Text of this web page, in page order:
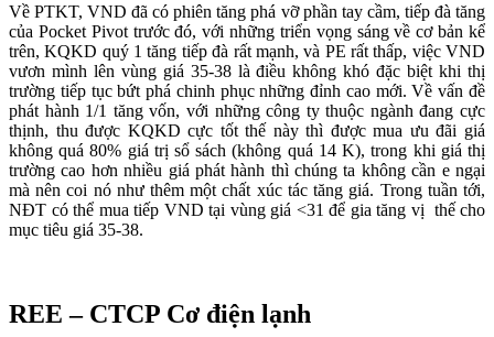
Về PTKT, VND đã có phiên tăng phá vỡ phần tay cầm, tiếp đà tăng
của Pocket Pivot trước đó, với những triển vọng sáng về cơ bản kể
trên, KQKD quý 1 tăng tiếp đà rất mạnh, và PE rất thấp, việc VND
vươn mình lên vùng giá 35-38 là điều không khó đặc biệt khi thị
trường tiếp tục bứt phá chinh phục những đỉnh cao mới. Về vấn đề
phát hành 1/1 tăng vốn, với những công ty thuộc ngành đang cực
thịnh, thu được KQKD cực tốt thế này thì được mua ưu đãi giá
không quá 80% giá trị sổ sách (không quá 14 K), trong khi giá thị
trường cao hơn nhiều giá phát hành thì chúng ta không cần e ngại
mà nên coi nó như thêm một chất xúc tác tăng giá. Trong tuần tới,
NĐT có thể mua tiếp VND tại vùng giá <31 để gia tăng vị thế cho
mục tiêu giá 35-38.
REE – CTCP Cơ điện lạnh